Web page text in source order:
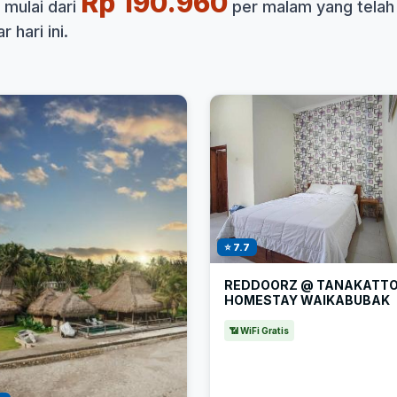
dari
per malam yang telah
hari ini.
⭐ 7.7
REDDOORZ @
HOMESTAY WAIKABUBAK
📶 WiFi Gratis